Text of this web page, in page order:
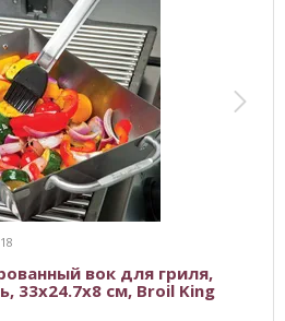
вок для гриля,
33х24.7х8 см, Broil King